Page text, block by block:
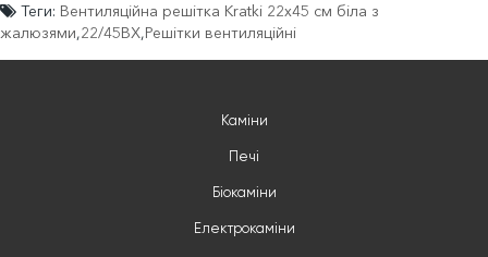
Теги: Вентиляційна решітка Kratki 22х45 см біла з
жалюзями,22/45BX,Решітки вентиляційні
Каміни
Печі
Біокаміни
Електрокаміни